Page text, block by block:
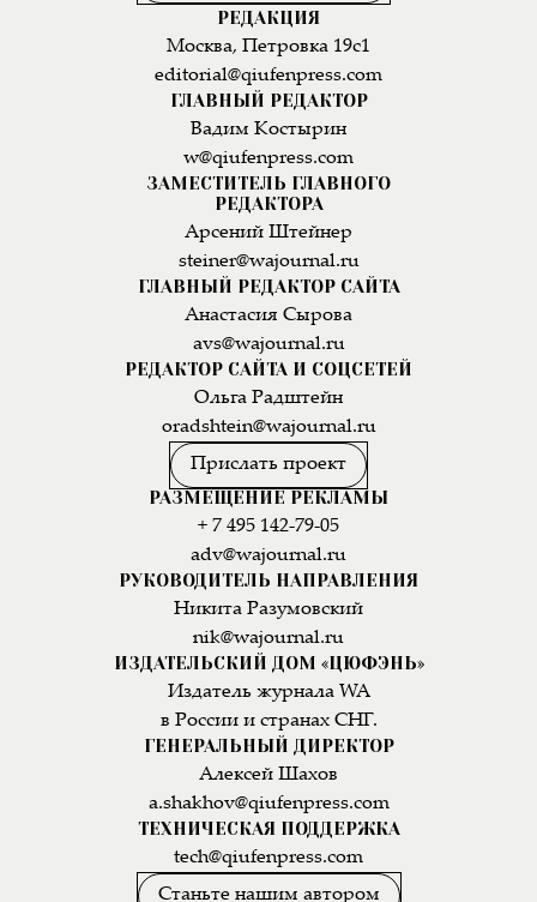
РЕДАКЦИЯ
Москва, Петровка 19с1
editorial@qiufenpress.com
ГЛАВНЫЙ РЕДАКТОР
Вадим Костырин
w@qiufenpress.com
ЗАМЕСТИТЕЛЬ ГЛАВНОГО
РЕДАКТОРА
Арсений Штейнер
steiner@wajournal.ru
ГЛАВНЫЙ РЕДАКТОР САЙТА
Анастасия Сырова
avs@wajournal.ru
РЕДАКТОР САЙТА И СОЦСЕТЕЙ
Ольга Радштейн
oradshtein@wajournal.ru
Прислать проект
РАЗМЕЩЕНИЕ РЕКЛАМЫ
+ 7 495 142-79-05
adv@wajournal.ru
РУКОВОДИТЕЛЬ НАПРАВЛЕНИЯ
Никита Разумовский
nik@wajournal.ru
ИЗДАТЕЛЬСКИЙ ДОМ «ЦЮФЭНЬ»
Издатель журнала WA
в России и странах СНГ.
ГЕНЕРАЛЬНЫЙ ДИРЕКТОР
Алексей Шахов
a.shakhov@qiufenpress.com
ТЕХНИЧЕСКАЯ ПОДДЕРЖКА
tech@qiufenpress.com
Станьте нашим автором